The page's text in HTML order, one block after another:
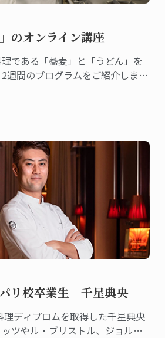
のオンライン講座
である「蕎麦」と「うどん」を
週間のプログラムをご紹介しま
リ校卒業生 千星典央
ディプロムを取得した千星典央
ツやル・ブリストル、ジョルジ